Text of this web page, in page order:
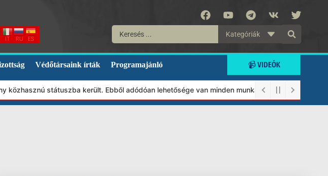
IT RU ES
Kategóriák
Védőtársaink írták Programajánló 📹 VIDEÓK
státuszba került. Ebből adódóan lehetősége van minden munkánkat segíteni